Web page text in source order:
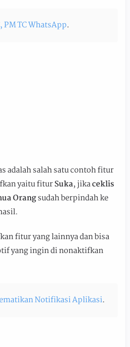
PM TC WhatsApp.
adalah salah satu contoh fitur
yaitu fiturSuka, jikaceklis
Orangsudah berpindah ke
fitur yang lainnya dan bisa
yang ingin di nonaktifkan
Notifikasi Aplikasi.